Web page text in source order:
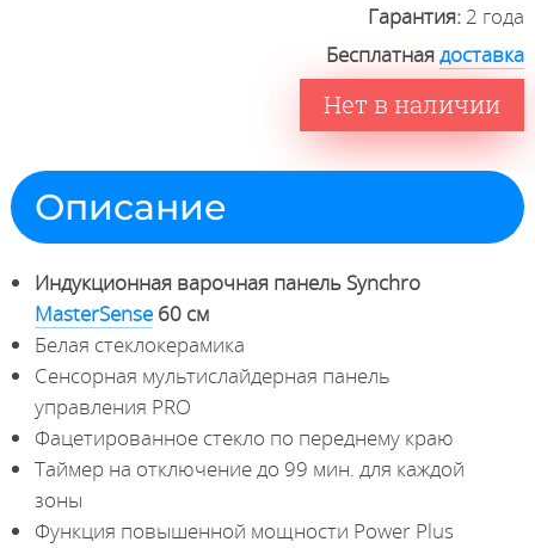
Гарантия: 2 года
Бесплатнаядоставка
Нет в наличии
Описание
Индукционная варочная панель Synchro
MasterSense60 см
Белая стеклокерамика
Сенсорная мультислайдерная панель
управления PRO
Фацетированное стекло по переднему краю
Таймер на отключение до 99 мин. для каждой
зоны
Функция повышенной мощности Power Plus